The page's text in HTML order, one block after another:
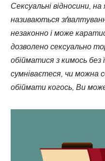
Сексуальні відносини, на
називаються
незаконно і може
дозволено сексуально
обійматися з кимось без
сумніваєтеся, чи можна
обіймати когось, Ви